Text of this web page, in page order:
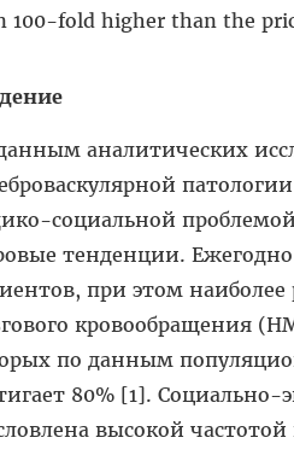
100-fold higher than the
аналитических
социальной
тенденции. Ежегодно
при этом
кровообращения
по данным
80% [1].
высокой